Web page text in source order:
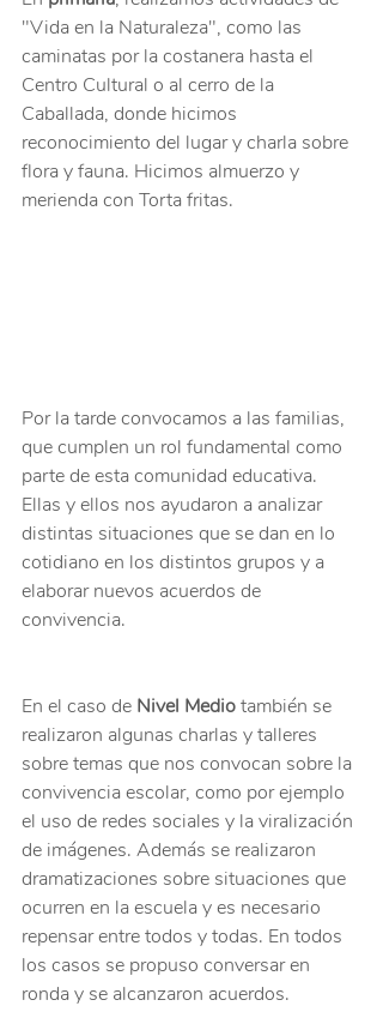
"Vida en la Naturaleza", como las
caminatas por la costanera hasta el
Centro Cultural o al cerro de la
Caballada, donde hicimos
reconocimiento del lugar y charla sobre
flora y fauna. Hicimos almuerzo y
merienda con Torta fritas.
Por la tarde convocamos a las familias,
que cumplen un rol fundamental como
parte de esta comunidad educativa.
Ellas y ellos nos ayudaron a analizar
distintas situaciones que se dan en lo
cotidiano en los distintos grupos y a
elaborar nuevos acuerdos de
convivencia.
En el caso de Nivel Medio también se
realizaron algunas charlas y talleres
sobre temas que nos convocan sobre la
convivencia escolar, como por ejemplo
el uso de redes sociales y la viralización
de imágenes. Además se realizaron
dramatizaciones sobre situaciones que
ocurren en la escuela y es necesario
repensar entre todos y todas. En todos
los casos se propuso conversar en
ronda y se alcanzaron acuerdos.